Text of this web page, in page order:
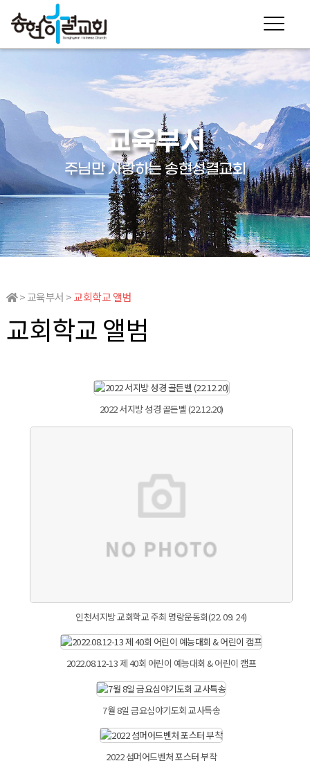
교육부서
주님만 사랑하는 송현성결교회
> 교육부서 >교회학교 앨범
교회학교 앨범
2022 서지방 성경 골든벨 (22.12.20)
인천서지방 교회학교 주최 명랑운동회(22. 09. 24)
2022.08.12-13 제 40회 어린이 예능대회 & 어린이 캠프
7월 8일 금요심야기도회 교사특송
2022 섬머어드벤처 포스터 부착